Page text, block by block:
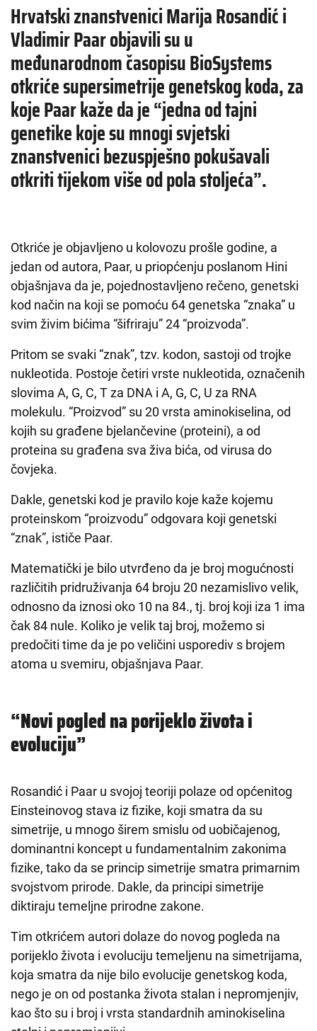
Hrvatski znanstvenici Marija Rosandić i
Vladimir Paar objavili su u
međunarodnom časopisu BioSystems
otkriće supersimetrije genetskog koda, za
koje Paar kaže da je “jedna od tajni
genetike koje su mnogi svjetski
znanstvenici bezuspješno pokušavali
otkriti tijekom više od pola stoljeća”.
Otkriće je objavljeno u kolovozu prošle godine, a
jedan od autora, Paar, u priopćenju poslanom Hini
objašnjava da je, pojednostavljeno rečeno, genetski
kod način na koji se pomoću 64 genetska “znaka” u
svim živim bićima “šifriraju” 24 “proizvoda”.
Pritom se svaki “znak”, tzv. kodon, sastoji od trojke
nukleotida. Postoje četiri vrste nukleotida, označenih
slovima A, G, C, T za DNA i A, G, C, U za RNA
molekulu. “Proizvod” su 20 vrsta aminokiselina, od
kojih su građene bjelančevine (proteini), a od
proteina su građena sva živa bića, od virusa do
čovjeka.
Dakle, genetski kod je pravilo koje kaže kojemu
proteinskom “proizvodu” odgovara koji genetski
“znak”, ističe Paar.
Matematički je bilo utvrđeno da je broj mogućnosti
različitih pridruživanja 64 broju 20 nezamislivo velik,
odnosno da iznosi oko 10 na 84., tj. broj koji iza 1 ima
čak 84 nule. Koliko je velik taj broj, možemo si
predočiti time da je po veličini usporediv s brojem
atoma u svemiru, objašnjava Paar.
“Novi pogled na porijeklo života i
evoluciju”
Rosandić i Paar u svojoj teoriji polaze od općenitog
Einsteinovog stava iz fizike, koji smatra da su
simetrije, u mnogo širem smislu od uobičajenog,
dominantni koncept u fundamentalnim zakonima
fizike, tako da se princip simetrije smatra primarnim
svojstvom prirode. Dakle, da principi simetrije
diktiraju temeljne prirodne zakone.
Tim otkrićem autori dolaze do novog pogleda na
porijeklo života i evoluciju temeljenu na simetrijama,
koja smatra da nije bilo evolucije genetskog koda,
nego je on od postanka života stalan i nepromjenjiv,
kao što su i broj i vrsta standardnih aminokiselina